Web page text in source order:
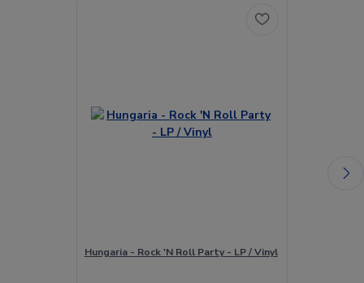
Hungaria - Rock 'N Roll Party - LP / Vinyl